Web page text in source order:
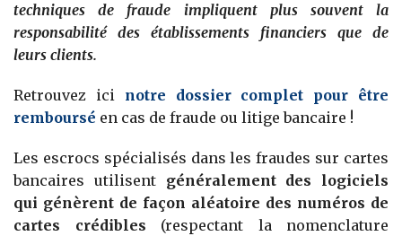
techniques de fraude impliquent plus souvent la
responsabilité des établissements financiers que de
leurs clients.
Retrouvez ici notre dossier complet pour être
remboursé en cas de fraude ou litige bancaire !
Les escrocs spécialisés dans les fraudes sur cartes
bancaires utilisent généralement des logiciels
qui génèrent de façon aléatoire des numéros de
cartes crédibles (respectant la nomenclature